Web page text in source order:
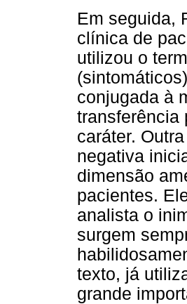
Em seguida,
clínica de
utilizou o
conjugada à
transferência
caráter.
negativa
dimensão
pacientes.
analista o
surgem
texto, já
grande